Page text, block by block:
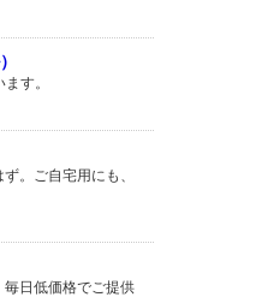
す。
。ご自宅用にも、
毎日低価格でご提供